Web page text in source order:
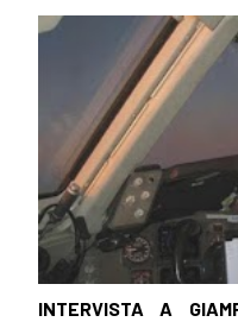
INTERVISTA A